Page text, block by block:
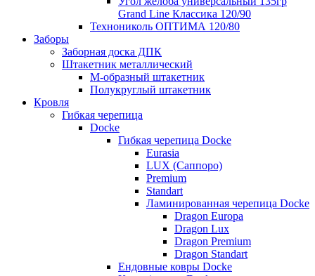
Grand Line Классика 120/90
Технониколь ОПТИМА 120/80
Заборы
Заборная доска ДПК
Штакетник металлический
М-образный штакетник
Полукруглый штакетник
Кровля
Гибкая черепица
Docke
Гибкая черепица Docke
Eurasia
LUX (Саппоро)
Premium
Standart
Ламинированная черепица Docke
Dragon Europa
Dragon Lux
Dragon Premium
Dragon Standart
Ендовные ковры Docke